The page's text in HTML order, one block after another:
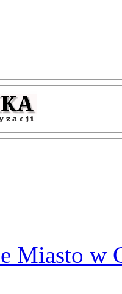
Miasto w